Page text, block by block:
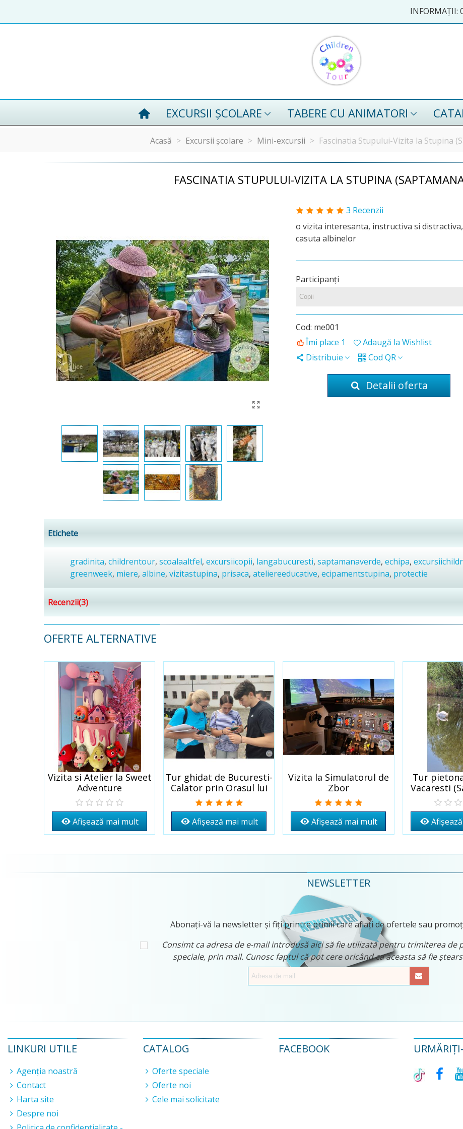
INFORMAȚII:
EXCURSII ȘCOLARE TABERE CU ANIMATORI
Acasă > Excursii școlare > Mini-excursii > Fascinatia Stupului-Vizita la Stupina
FASCINATIA STUPULUI-VIZITA LA STUPINA
3 Recenzii
o vizita interesanta, instructiva si
casuta albinelor
Participanţi
Cod: me001
Îmi place 1
Adaugă la Wishlist
Distribuie
Cod QR
Detalii oferta
Etichete
gradinita, childrentour, scoalaaltfel, excursiicopii, langabucuresti, saptamanaverde, echipa,
greenweek, miere, albine, vizitastupina, prisaca, ateliereeducative, ecipamentstupina, protectie
Recenzii(3)
OFERTE ALTERNATIVE
Adaugă la Wishlist
Vizita si Atelier la Sweet
Adventure
Afișează mai mult
Adaugă la Wishlist
Tur ghidat de Bucuresti-
Calator prin Orasul lui
Bucur
Afișează mai mult
Adaugă la Wishlist
Vizita la Simulatorul de
Zbor
Afișează mai mult
Adaugă la
Tur
Vacaresti
NEWSLETTER
Abonați-vă la newsletter și fiți printre primii care aflați de ofertele sau
Consimt ca adresa de e-mail introdusă aici să fie utilizată pentru trimiterea de
speciale, prin mail. Cunosc faptul că pot cere oricând ca aceasta să fie
LINKURI UTILE
Agenția noastră
Contact
Harta site
Despre noi
CATALOG
Oferte speciale
Oferte noi
Cele mai solicitate
FACEBOOK